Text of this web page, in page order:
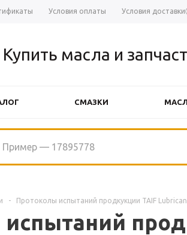
Условия оплаты Условия
Купить масла и
СМАЗКИ
- Протоколы испытаний продкукции TAIF